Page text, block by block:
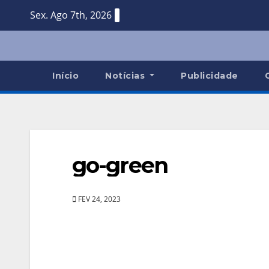
Sex. Ago 7th, 2026
Início Notícias Publicidade
go-green
FEV 24, 2023